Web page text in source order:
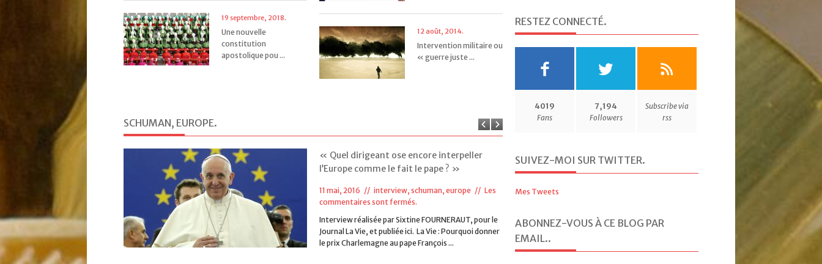
22 juin, 2016.
« Cap sur notre mariage
! » ...
19 septembre, 2018.
Une nouvelle
constitution
apostolique pou ...
12 août, 2014.
Intervention militaire ou
« guerre juste ...
SCHUMAN, EUROPE. .
.
« Quel dirigeant ose encore interpeller
l’Europe comme le fait le pape ? »
11 mai, 2016 // interview, schuman, europe // Les
commentaires sont fermés.
Interview réalisée par Sixtine FOURNERAUT, pour le
Journal La Vie, et publiée ici. La Vie : Pourquoi donner
le prix Charlemagne au pape François ...
commentaires sont fermés.
À un an d’une élection majeure
question « où va l’Europe ? »,
malheureusement, a été posée s ...
RESTEZ CONNECTÉ.
4019
Fans
7,194
Followers
Subscribe via
rss
SUIVEZ-MOI SUR TWITTER.
Mes Tweets
ABONNEZ-VOUS À CE BLOG PAR
EMAIL..